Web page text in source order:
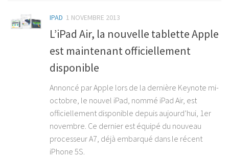
IPAD 1 NOVEMBRE 2013
L’iPad Air, la nouvelle tablette Apple
est maintenant officiellement
disponible
Annoncé par Apple lors de la dernière Keynote mi-
octobre, le nouvel iPad, nommé iPad Air, est
officiellement disponible depuis aujourd’hui, 1er
novembre. Ce dernier est équipé du nouveau
processeur A7, déjà embarqué dans le récent
iPhone 5S.